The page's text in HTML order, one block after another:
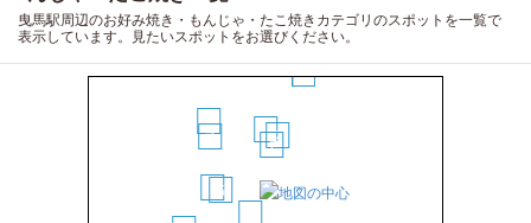
曳馬駅周辺のお好み焼き・もんじゃ・たこ焼きカテゴリのスポットを一覧で
表示しています。見たいスポットをお選びください。
12
3
5
7
8
14
15